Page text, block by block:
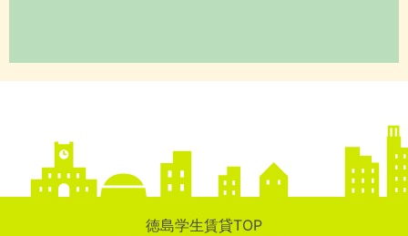
徳島学生賃貸TOP